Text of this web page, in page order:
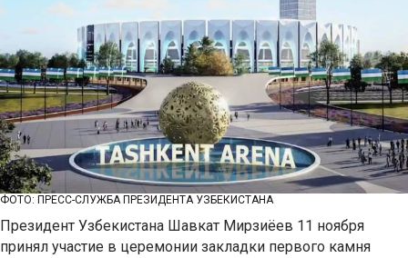
ФОТО: ПРЕСС-СЛУЖБА ПРЕЗИДЕНТА УЗБЕКИСТАНА
Президент Узбекистана Шавкат Мирзиёев 11 ноября
принял участие в церемонии закладки первого камня